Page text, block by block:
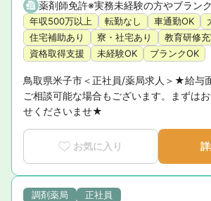
年収500万以上 転勤なし 車通勤OK
住宅補助あり
寮・社宅あり
教育研修
資格取得支援
未経験OK ブランクOK
鳥取県米子市＜正社員/薬局求人＞★給与
ご相談可能な場合もございます。まずは
せくださいませ★
お気に入り
調剤薬局 正社員